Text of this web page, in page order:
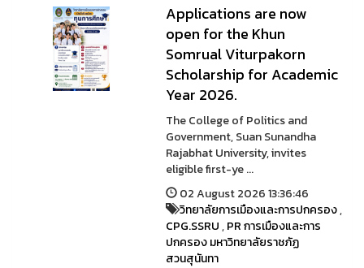
Applications are now
open for the Khun
Somrual Viturpakorn
Scholarship for Academic
Year 2026.
The College of Politics and
Government, Suan Sunandha
Rajabhat University, invites
eligible first-ye ...
02 August 2026 13:36:46
วิทยาลัยการเมืองและการปกครอง,
CPG.SSRU,PR การเมืองและการ
ปกครอง มหาวิทยาลัยราชภัฏ
สวนสุนันทา